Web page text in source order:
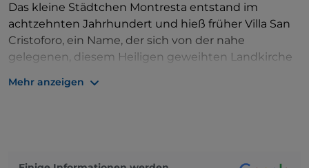
Das kleine Städtchen Montresta entstand im
achtzehnten Jahrhundert und hieß früher Villa San
Cristoforo, ein Name, der sich von der nahe
gelegenen, diesem Heiligen geweihten Landkirche
zurückreichende Geschichte und war schon in
Mehr anzeigen